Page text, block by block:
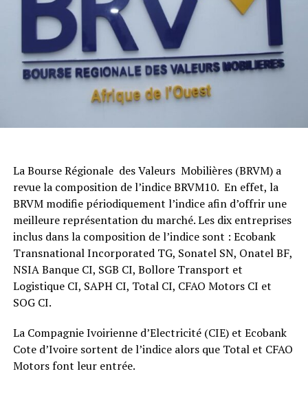
La Bourse Régionale des Valeurs Mobilières (BRVM) a
revue la composition de l’indice BRVM10. En effet, la
BRVM modifie périodiquement l’indice afin d’offrir une
meilleure représentation du marché. Les dix entreprises
inclus dans la composition de l’indice sont : Ecobank
Transnational Incorporated TG, Sonatel SN, Onatel BF,
NSIA Banque CI, SGB CI, Bollore Transport et
Logistique CI, SAPH CI, Total CI, CFAO Motors CI et
SOG CI.
La Compagnie Ivoirienne d’Electricité (CIE) et Ecobank
Cote d’Ivoire sortent de l’indice alors que Total et CFAO
Motors font leur entrée.